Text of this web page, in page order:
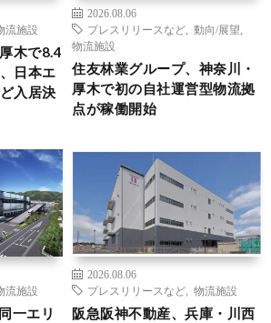
流施設
木で8.4
日本エ
入居決
2026.08.06
プレスリリースなど
動向/展望
物流施設
住友林業グループ、神奈川・
厚木で初の自社運営型物流拠
点が稼働開始
流施設
一エリ
2026.08.06
プレスリリースなど
物流施設
阪急阪神不動産、兵庫・川西